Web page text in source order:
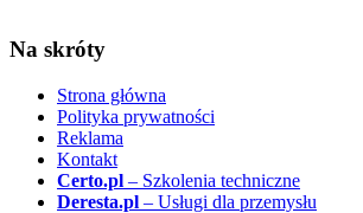
Na skróty
Strona główna
Polityka prywatności
Reklama
Kontakt
Certo.pl – Szkolenia techniczne
Deresta.pl – Usługi dla przemysłu